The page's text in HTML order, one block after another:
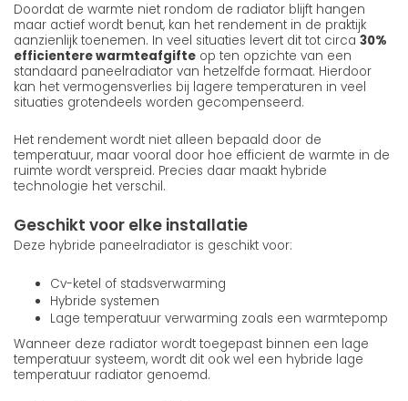
Doordat de warmte niet rondom de radiator blijft hangen
maar actief wordt benut, kan het rendement in de praktijk
aanzienlijk toenemen. In veel situaties levert dit tot circa 30%
efficientere warmteafgifte op ten opzichte van een
standaard paneelradiator van hetzelfde formaat. Hierdoor
kan het vermogensverlies bij lagere temperaturen in veel
situaties grotendeels worden gecompenseerd.
Het rendement wordt niet alleen bepaald door de
temperatuur, maar vooral door hoe efficient de warmte in de
ruimte wordt verspreid. Precies daar maakt hybride
technologie het verschil.
Geschikt voor elke installatie
Deze hybride paneelradiator is geschikt voor:
Cv-ketel of stadsverwarming
Hybride systemen
Lage temperatuur verwarming zoals een warmtepomp
Wanneer deze radiator wordt toegepast binnen een lage
temperatuur systeem, wordt dit ook wel een hybride lage
temperatuur radiator genoemd.